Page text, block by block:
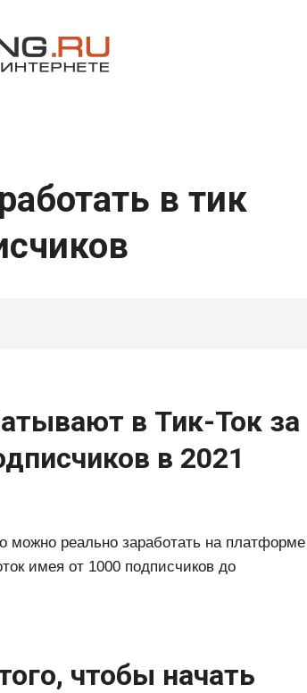
в тик
в Тик-Ток за
в 2021
можно реально заработать на платформе
имея от 1000 подписчиков до
чтобы начать